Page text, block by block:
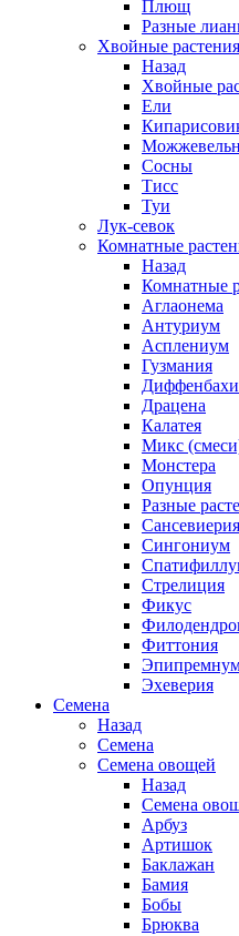
Плющ
Разные
Хвойные растения
Назад
Хвойные
Ели
Сосны
Тисс
Туи
Лук-севок
Комнатные
Назад
Комнатные
Аглаонема
Антуриум
Асплениум
Гузмания
Драцена
Калатея
Микс
Монстера
Опунция
Разные
Сансевиерия
Сингониум
Стрелиция
Фикус
Фиттония
Эхеверия
Семена
Назад
Семена
Семена овощей
Назад
Семена
Арбуз
Артишок
Баклажан
Бамия
Бобы
Брюква